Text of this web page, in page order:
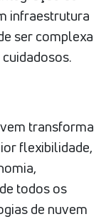
infraestrutura
ser complexa
transforma
flexibilidade,
todos os
de nuvem